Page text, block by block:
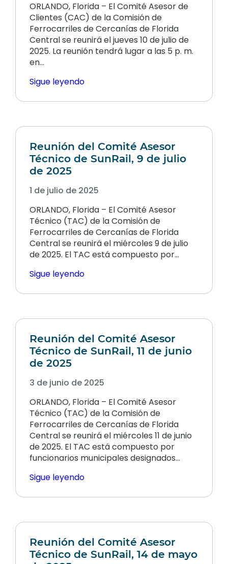
ORLANDO, Florida – El Comité Asesor de
Clientes (CAC) de la Comisión de
Ferrocarriles de Cercanías de Florida
Central se reunirá el jueves 10 de julio de
2025. La reunión tendrá lugar a las 5 p. m.
en…
Sigue leyendo
Reunión del Comité Asesor
Técnico de SunRail, 9 de julio
de 2025
1 de julio de 2025
ORLANDO, Florida – El Comité Asesor
Técnico (TAC) de la Comisión de
Ferrocarriles de Cercanías de Florida
Central se reunirá el miércoles 9 de julio
de 2025. El TAC está compuesto por…
Sigue leyendo
Reunión del Comité Asesor
Técnico de SunRail, 11 de junio
de 2025
3 de junio de 2025
ORLANDO, Florida – El Comité Asesor
Técnico (TAC) de la Comisión de
Ferrocarriles de Cercanías de Florida
Central se reunirá el miércoles 11 de junio
de 2025. El TAC está compuesto por
funcionarios municipales designados…
Sigue leyendo
Reunión del Comité Asesor
Técnico de SunRail, 14 de mayo